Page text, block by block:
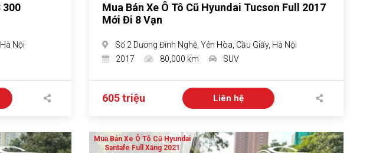
300
Nội
Mua Bán Xe Ô Tô Cũ Hyundai Tucson Full 2017
Mới Đi 8 Vạn
Số 2 Dương Đình Nghệ, Yên Hòa, Cầu Giấy, Hà Nội
2017
80,000 km SUV
605 triệu Liên hệ
Mua Bán Xe Ô Tô Cũ Hyundai
Santafe Full Xăng 2021